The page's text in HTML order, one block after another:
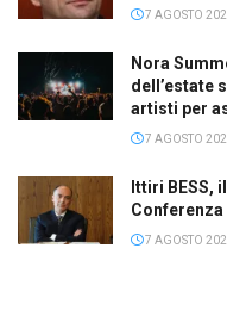
7 AGOSTO
Nora
dell’estate
artisti per
7 AGOSTO
Ittiri BESS,
7 AGOSTO